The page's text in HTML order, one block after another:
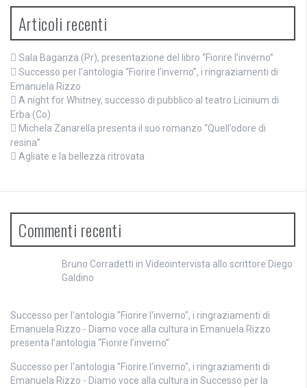
Articoli recenti
Sala Baganza (Pr), presentazione del libro “Fiorire l’inverno”
Successo per l’antologia “Fiorire l’inverno”, i ringraziamenti di
Emanuela Rizzo
A night for Whitney, successo di pubblico al teatro Licinium di
Erba (Co)
Michela Zanarella presenta il suo romanzo “Quell’odore di
resina”
Agliate e la bellezza ritrovata
Commenti recenti
Bruno Corradetti in Videointervista allo scrittore Diego
Galdino
Successo per l'antologia "Fiorire l'inverno", i ringraziamenti di
Emanuela Rizzo - Diamo voce alla cultura in Emanuela Rizzo
presenta l’antologia “Fiorire l’inverno”
Successo per l'antologia "Fiorire l'inverno", i ringraziamenti di
Emanuela Rizzo - Diamo voce alla cultura in Successo per la